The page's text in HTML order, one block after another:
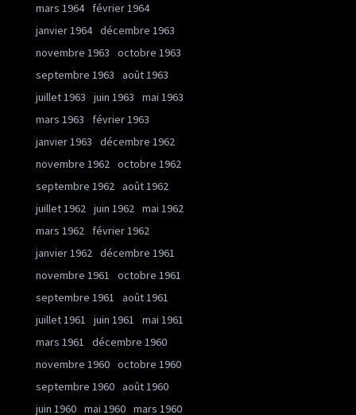
mars 1964
février 1964
janvier 1964 décembre 1963
novembre 1963
octobre 1963
septembre 1963
août 1963
juillet 1963
juin 1963
mai 1963
mars 1963
février 1963
janvier 1963
décembre 1962
novembre 1962 octobre 1962
septembre 1962 août 1962
juillet 1962 juin 1962 mai 1962
mars 1962
février 1962
janvier 1962 décembre 1961
novembre 1961
octobre 1961
septembre 1961
août 1961
juillet 1961
juin 1961
mai 1961
mars 1961
décembre 1960
novembre 1960 octobre 1960
septembre 1960 août 1960
juin 1960 mai 1960 mars 1960